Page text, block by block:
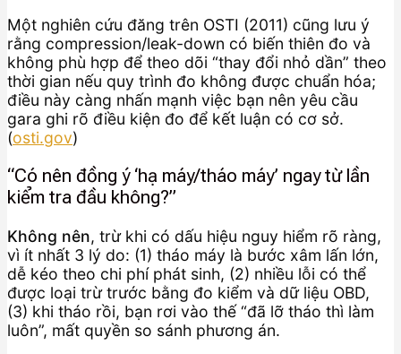
Một nghiên cứu đăng trên OSTI (2011) cũng lưu ý
rằng compression/leak-down có biến thiên đo và
không phù hợp để theo dõi “thay đổi nhỏ dần” theo
thời gian nếu quy trình đo không được chuẩn hóa;
điều này càng nhấn mạnh việc bạn nên yêu cầu
gara ghi rõ điều kiện đo để kết luận có cơ sở.
(osti.gov)
“Có nên đồng ý ‘hạ máy/tháo máy’ ngay từ lần
kiểm tra đầu không?”
Không nên, trừ khi có dấu hiệu nguy hiểm rõ ràng,
vì ít nhất 3 lý do: (1) tháo máy là bước xâm lấn lớn,
dễ kéo theo chi phí phát sinh, (2) nhiều lỗi có thể
được loại trừ trước bằng đo kiểm và dữ liệu OBD,
(3) khi tháo rồi, bạn rơi vào thế “đã lỡ tháo thì làm
luôn”, mất quyền so sánh phương án.